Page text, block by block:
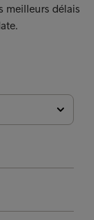
meilleurs délais